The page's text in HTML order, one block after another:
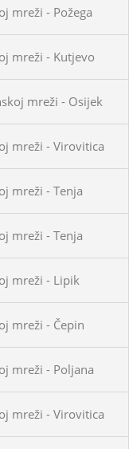
mreži - Požega
mreži - Kutjevo
mreži - Osijek
mreži - Virovitica
mreži - Tenja
mreži - Tenja
mreži - Lipik
mreži - Čepin
mreži - Poljana
mreži - Virovitica